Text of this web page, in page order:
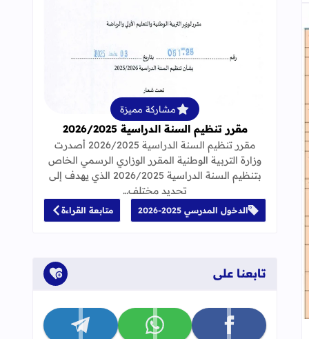
قراءة المزيد عن مقرر تنظيم السنة الدراسية
مشاركة مميزة
مقرر تنظيم السنة الدراسية 2026/2025
مقرر تنظيم السنة الدراسية 2026/2025 أصدرت
وزارة التربية الوطنية المقرر الوزاري الرسمي الخاص
بتنظيم السنة الدراسية 2026/2025 الذي يهدف إلى
تحديد مختلف…
الدخول المدرسي 2025-2026 متابعة القراءة
تابعنا على
تابعنا على facebook تابعنا على whatsapp تابعنا على telegram